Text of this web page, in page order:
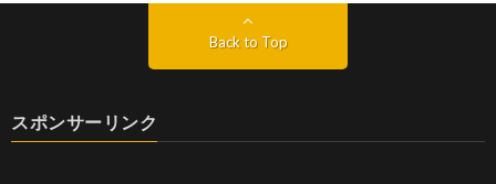
Back to Top
スポンサーリンク